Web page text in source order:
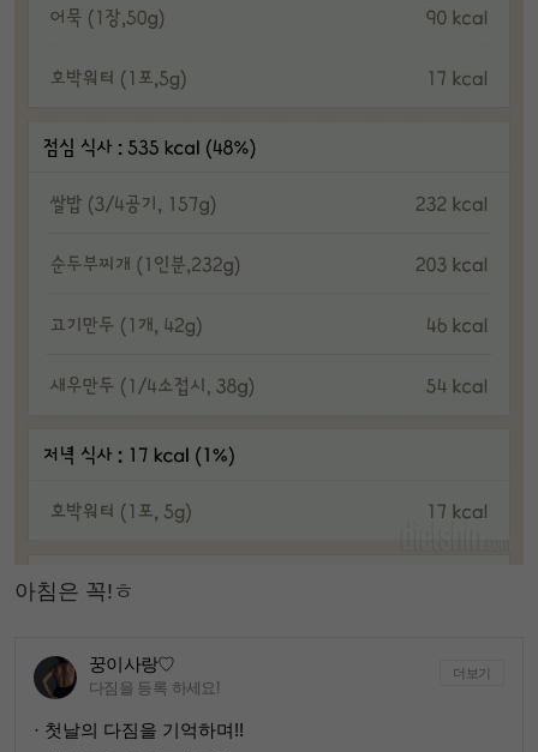
아침은 꼭!ㅎ
꿍이사랑♡
다짐을 등록 하세요!
더보기
· 첫날의 다짐을 기억하며!!